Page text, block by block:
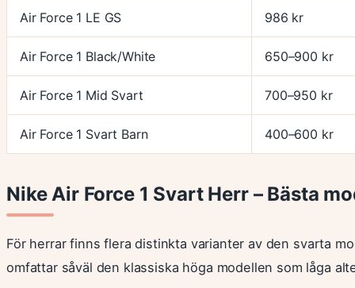
Air Force 1 LE GS 986 kr
Air Force 1 Black/White 650–900 kr
Air Force 1 Mid Svart 700–950 kr
Air Force 1 Svart Barn 400–600 kr
Nike Air Force 1 Svart Herr – Bästa
För herrar finns flera distinkta varianter av den svarta
omfattar såväl den klassiska höga modellen som låga